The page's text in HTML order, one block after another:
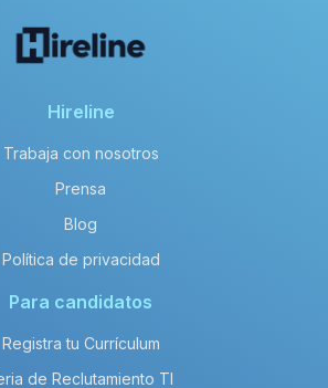
Hireline
Trabaja con nosotros
Prensa
Blog
Política de privacidad
Para candidatos
Registra tu Currículum
de Reclutamiento TI